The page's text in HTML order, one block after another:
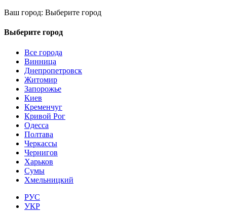
Ваш город: Выберите город
Выберите город
Все города
Винница
Днепропетровск
Житомир
Запорожье
Киев
Кременчуг
Кривой Рог
Одесса
Полтава
Черкассы
Чернигов
Харьков
Сумы
Хмельницкий
РУС
УКР